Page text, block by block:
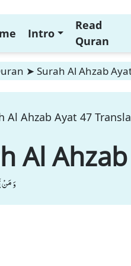
Intro
Read
Quran
➤ Surah Al Ahzab
Al Ahzab Ayat 47
Al Ahzab
وَ